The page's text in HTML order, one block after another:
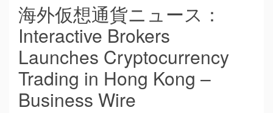
海外仮想通貨ニュース：
Interactive Brokers
Launches Cryptocurrency
Trading in Hong Kong –
Business Wire